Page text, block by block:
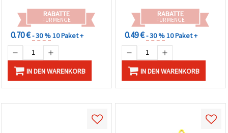
RABATTE
FÜR MENGE
0.70 €- 30 %10 Paket +
IN DEN WARENKORB
RABATTE
FÜR MENGE
0.49 €- 30 %10 Paket +
IN DEN WARENKORB